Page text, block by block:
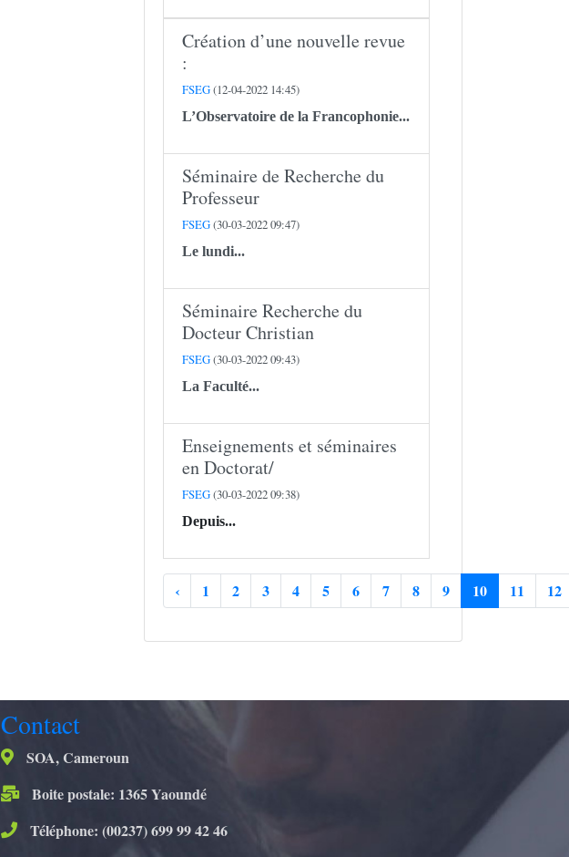
Création d’une nouvelle revue
:
FSEG(12-04-2022 14:45)
L’Observatoire de la Francophonie...
Séminaire de Recherche du
Professeur
FSEG(30-03-2022 09:47)
Le lundi...
Séminaire Recherche du
Docteur Christian
FSEG(30-03-2022 09:43)
La Faculté...
Enseignements et séminaires
en Doctorat/
FSEG(30-03-2022 09:38)
Depuis...
‹ 1 2 3 4 5 6 7 8 9 10 11 12
Contact
SOA, Cameroun
Boite postale: 1365 Yaoundé
Téléphone: (00237) 699 99 42 46